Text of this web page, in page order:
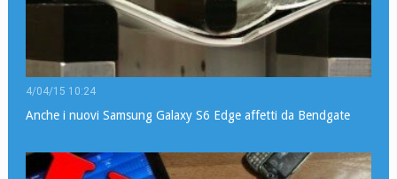
4/04/15 10:24
Anche i nuovi Samsung Galaxy S6 Edge affetti da Bendgate